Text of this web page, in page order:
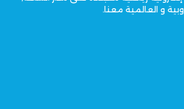
و العالمية معنا.